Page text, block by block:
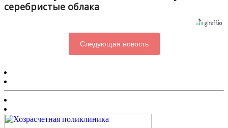
серебристые облака
Следующая новость